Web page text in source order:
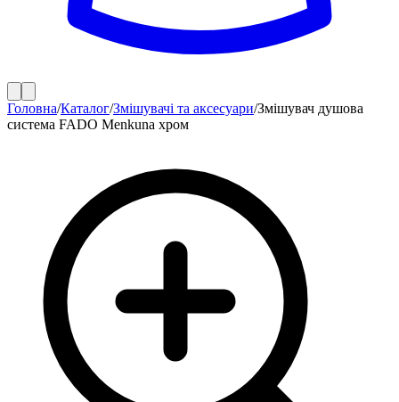
Головна/Каталог/Змішувачі та аксесуари/Змішувач душова
система FADO Menkuna хром